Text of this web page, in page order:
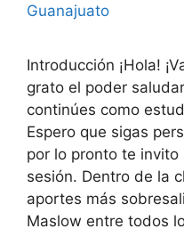
Guanajuato
Introducción ¡Hola!
grato el poder
continúes como
Espero que sigas
por lo pronto te
sesión. Dentro de la
aportes más
Maslow entre todos